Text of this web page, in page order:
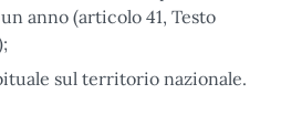
anno (articolo 41, Testo
sul territorio nazionale.